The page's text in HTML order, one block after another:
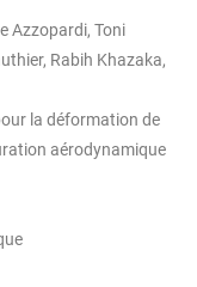
Azzopardi, Toni
Rabih Khazaka,
la déformation de
aérodynamique